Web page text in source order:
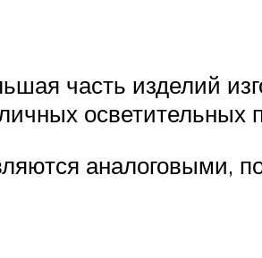
часть изделий
осветительных
аналоговыми,